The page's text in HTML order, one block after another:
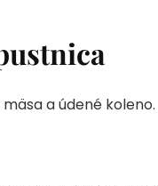
a údené